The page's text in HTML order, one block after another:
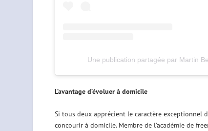
Une publication partagée par Martin
L’avantage d’évoluer à domicile
Si tous deux apprécient le caractère exceptionnel
concourir à domicile. Membre de l’académie de